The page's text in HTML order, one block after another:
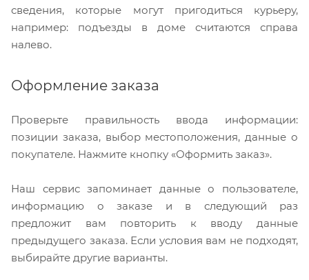
сведения, которые могут пригодиться курьеру,
например: подъезды в доме считаются справа
налево.
Оформление заказа
Проверьте правильность ввода информации:
позиции заказа, выбор местоположения, данные о
покупателе. Нажмите кнопку «Оформить заказ».
Наш сервис запоминает данные о пользователе,
информацию о заказе и в следующий раз
предложит вам повторить к вводу данные
предыдущего заказа. Если условия вам не подходят,
выбирайте другие варианты.